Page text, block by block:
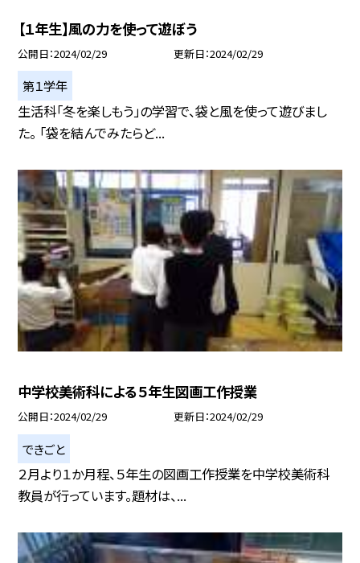
【１年生】風の力を使って遊ぼう
公開日 2024/02/29 更新日 2024/02/29
第１学年
生活科「冬を楽しもう」の学習で、袋と風を使って遊びまし
た。 「袋を結んでみたらど...
中学校美術科による５年生図画工作授業
公開日 2024/02/29 更新日 2024/02/29
できごと
２月より１か月程、５年生の図画工作授業を中学校美術科
教員が行っています。題材は、...